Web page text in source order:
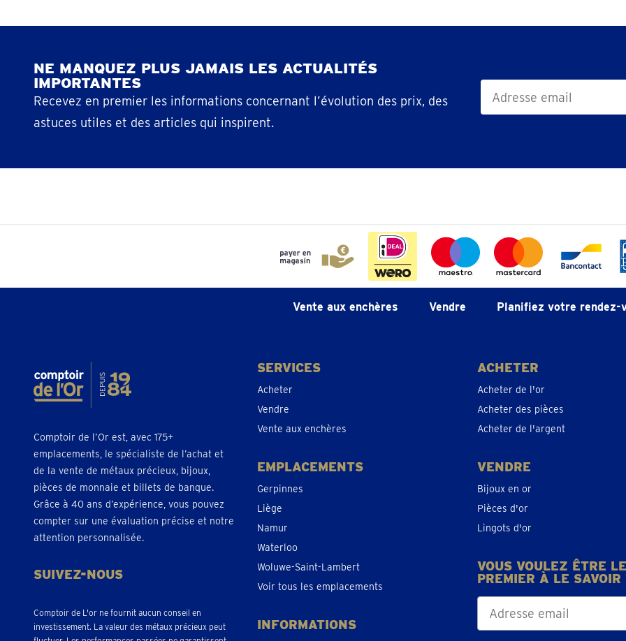
NE MANQUEZ PLUS JAMAIS LES ACTUALITÉS
IMPORTANTES​
Recevez en premier les informations concernant l’évolution des prix, des
astuces utiles et des articles qui inspirent.​
Vente aux enchères Vendre Planifiez votre rendez-
Comptoir de l’Or est, avec 175+
emplacements, le spécialiste de l’achat et
de la vente de métaux précieux, bijoux,
pièces de monnaie et billets de banque.
Grâce à 40 ans d’expérience, vous pouvez
compter sur une évaluation précise et notre
attention personnalisée.
SUIVEZ-NOUS
Comptoir de L'or ne fournit aucun conseil en
investissement. La valeur des métaux précieux peut
SERVICES
Acheter
Vendre
Vente aux enchères
EMPLACEMENTS
Gerpinnes
Liège
Namur
Waterloo
Woluwe-Saint-Lambert
Voir tous les emplacements
INFORMATIONS
ACHETER
Acheter de l'or
Acheter des pièces
Acheter de l'argent
VENDRE
Bijoux en or
Pièces d'or
Lingots d'or
VOUS VOULEZ ÊTRE LE
PREMIER À LE SAVOIR